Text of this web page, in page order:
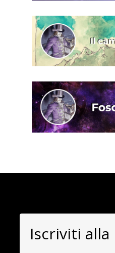
Iscriviti